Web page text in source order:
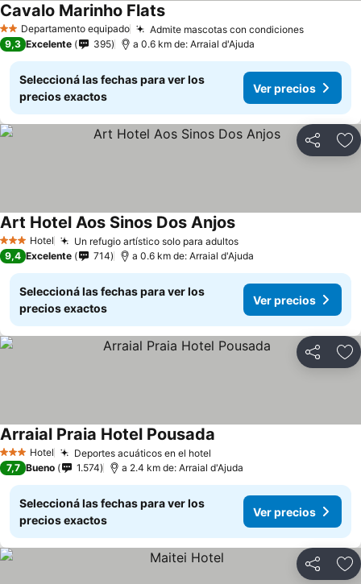
2 EstrellasDepartamento equipado Admite mascotas con condiciones
Cavalo Marinho Flats
9,3 Excelente 395 a 0.6 km de: Arraial d'Ajuda
Seleccioná las fechas para ver los
precios exactos
Ver precios
Compartir
3 Estrellas
Hotel Un refugio artístico solo para adultos
Art Hotel Aos Sinos Dos Anjos
9,4 Excelente 714 a 0.6 km de: Arraial d'Ajuda
Seleccioná las fechas para ver los
precios exactos
Ver precios
Compartir
3 Estrellas
Hotel Deportes acuáticos en el hotel
Arraial Praia Hotel Pousada
7,7 Bueno 1.574 a 2.4 km de: Arraial d'Ajuda
Seleccioná las fechas para ver los
precios exactos
Ver precios
Compartir